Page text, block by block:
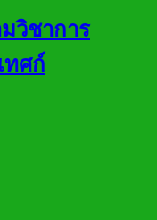
วิชาการ
ทศก์